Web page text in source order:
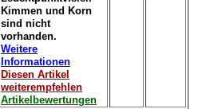
Kimmen und Korn
sind nicht
vorhanden.
Weitere
Informationen
Diesen Artikel
weiterempfehlen
Artikelbewertungen